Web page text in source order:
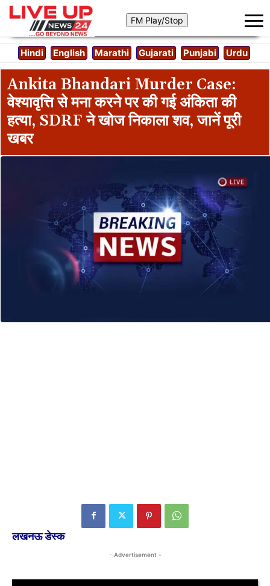
Hindi English Marathi Gujarati Punjabi Urdu
Ankita Bhandari Murder Case:
वेश्यावृत्ति से मना करने पर की गई अंकिता की
हत्या, SDRF ने खोज निकाला शव, जानें पूरी
खबर
लखनऊ डेस्क
- Advertisement -